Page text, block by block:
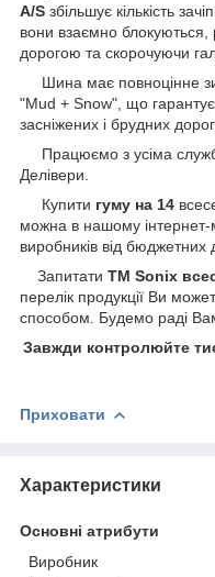
A/S збільшує кількість
вони взаємно
дорогою та скорочуючи
Шина має повноцінне
"Mud + Snow", що гарантує
засніжених і брудних
Працюємо з усіма
Делівери.
Купити гуму на 14
можна в нашому інтернет-
виробників від бюджетних
Запитати ТМ Sonix
перелік продукції Ви
способом
Будемо раді
Завжди контролюйте
Приховати
Характеристики
Основні атрибути
Виробник